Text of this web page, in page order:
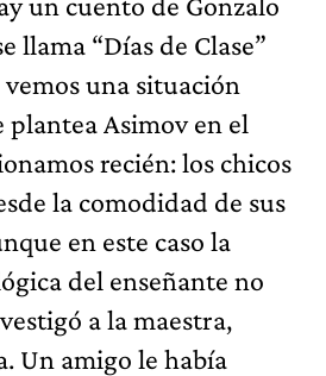
llama “Días de Clase”
vemos una situación
plantea Asimov en el
recién: los chicos
la comodidad de sus
en este caso la
del enseñante no
a la maestra,
Un amigo le había